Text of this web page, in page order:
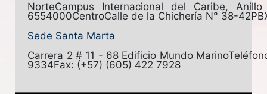
NorteCampus Internacional del Caribe,
6554000CentroCalle de la Chichería N° 38-42
Sede Santa Marta
Carrera 2 # 11 - 68 Edificio Mundo Marino
9334Fax: (+57) (605) 422 7928